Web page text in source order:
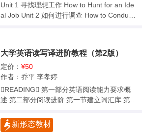
Unit 1 寻找理想工作 How to Hunt for an Ide
al Job Unit 2 如何进行调查 How to Conduct
作场所健康 How to Protect Occupational He
alth Unit 6 如何自主创业 How to Start Your
Own Business Unit 7 如何创新工作 How to
Be Innovative in Your Work Unit 8 获取职场
发展 How to Maintain Sustainable Career D
大学英语读写译进阶教程（第2版）
定价： ¥50
作者：乔平 李孝婷
READING 第一部分英语阅读能力要求概
述 第二部分阅读进阶 第一节建立词汇库 第二
精读 第四节强化训练 WRITING  第一部分
写作概述及能力要求 第二部分常见文体及语
新形态教材